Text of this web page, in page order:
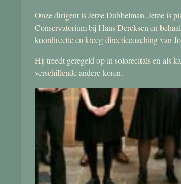
Onze dirigent is Jetze Dubbelman. Jetze is
Conservatorium bij Hans Dercksen en
koordirectie en kreeg directiecoaching van
Hij treedt geregeld op in solorecitals en als
verschillende andere koren.